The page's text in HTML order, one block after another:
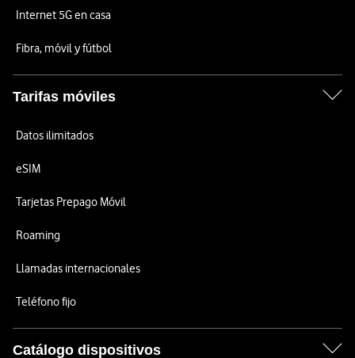
Internet 5G en casa
Fibra, móvil y fútbol
Tarifas móviles
Datos ilimitados
eSIM
Tarjetas Prepago Móvil
Roaming
Llamadas internacionales
Teléfono fijo
Catálogo dispositivos